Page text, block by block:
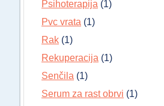
Psihoterapija (1)
Pvc vrata (1)
Rak (1)
Rekuperacija (1)
Senčila (1)
Serum za rast obrvi (1)